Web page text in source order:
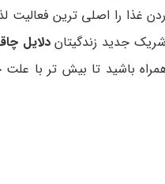
غذا را اصلی ترین
شریک جدید زندگیتاندلایل
باشید تا بیش تر با علت